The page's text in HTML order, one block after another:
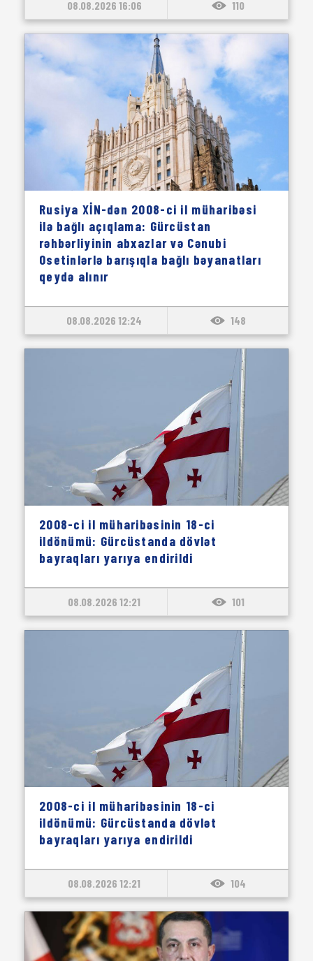
08.08.2026 16:06 110
Rusiya XİN-dən 2008-ci il müharibəsi
ilə bağlı açıqlama: Gürcüstan
rəhbərliyinin abxazlar və Cənubi
Osetinlərlə barışıqla bağlı bəyanatları
qeydə alınır
08.08.2026 12:24 148
2008-ci il müharibəsinin 18-ci
ildönümü: Gürcüstanda dövlət
bayraqları yarıya endirildi
08.08.2026 12:21 101
2008-ci il müharibəsinin 18-ci
ildönümü: Gürcüstanda dövlət
bayraqları yarıya endirildi
08.08.2026 12:21 104